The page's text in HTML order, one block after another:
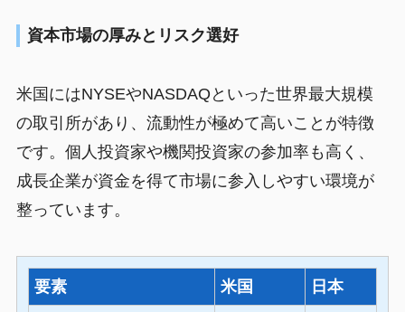
資本市場の厚みとリスク選好
米国にはNYSEやNASDAQといった世界最大規模
の取引所があり、流動性が極めて高いことが特徴
です。個人投資家や機関投資家の参加率も高く、
成長企業が資金を得て市場に参入しやすい環境が
整っています。
要素 米国 日本